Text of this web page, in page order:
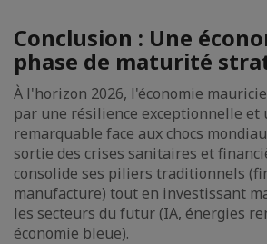
Conclusion : Une
phase de maturité
À l'horizon 2026, l'économie
par une résilience exceptionnelle et
remarquable face aux chocs
sortie des crises sanitaires et
consolide ses piliers traditionnels
manufacture) tout en investissant
les secteurs du futur (IA, énergies
économie bleue).